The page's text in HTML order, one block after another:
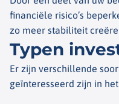
financiële risico’s
zo meer stabiliteit
Typen
Er zijn verschillende
geïnteresseerd zijn in